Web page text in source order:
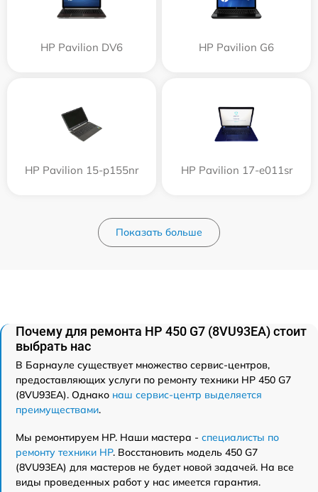
HP Pavilion DV6 HP Pavilion G6
HP Pavilion 15-p155nr HP Pavilion 17-e011sr
Показать больше
Почему для ремонта HP 450 G7 (8VU93EA) стоит
выбрать нас
В Барнауле существует множество сервис-центров,
предоставляющих услуги по ремонту техники HP 450 G7
(8VU93EA). Однако наш сервис-центр выделяется
преимуществами.
Мы ремонтируем HP. Наши мастера - специалисты по
ремонту техники HP. Восстановить модель 450 G7
(8VU93EA) для мастеров не будет новой задачей. На все
виды проведенных работ у нас имеется гарантия.